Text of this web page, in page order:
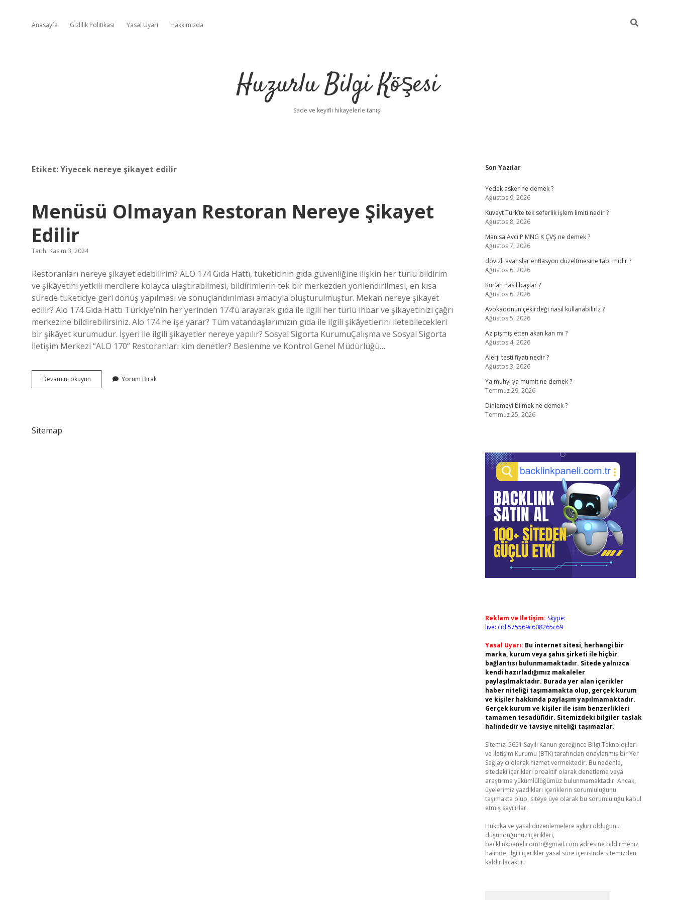
Anasayfa Gizlilik Politikası Yasal Uyarı Hakkımızda
Huzurlu Bilgi Köşesi
Sade ve keyifli hikayelerle tanış!
Etiket:Yiyecek nereye şikayet edilir
Menüsü Olmayan Restoran Nereye Şikayet
Edilir
Tarih: Kasım 3, 2024
Restoranları nereye şikayet edebilirim? ALO 174 Gıda Hattı, tüketicinin gıda güvenliğine ilişkin her türlü bildirim
ve şikâyetini yetkili mercilere kolayca ulaştırabilmesi, bildirimlerin tek bir merkezden yönlendirilmesi, en kısa
sürede tüketiciye geri dönüş yapılması ve sonuçlandırılması amacıyla oluşturulmuştur. Mekan nereye şikayet
edilir? Alo 174 Gıda Hattı Türkiye’nin her yerinden 174’ü arayarak gıda ile ilgili her türlü ihbar ve şikayetinizi çağrı
merkezine bildirebilirsiniz. Alo 174 ne işe yarar? Tüm vatandaşlarımızın gıda ile ilgili şikâyetlerini iletebilecekleri
bir şikâyet kurumudur. İşyeri ile ilgili şikayetler nereye yapılır? Sosyal Sigorta KurumuÇalışma ve Sosyal Sigorta
İletişim Merkezi “ALO 170” Restoranları kim denetler? Beslenme ve Kontrol Genel Müdürlüğü…
Devamını okuyun
Olmayan
Yorum Bırak
Sitemap
Sidebar
Son Yazılar
Yedek asker ne demek ?
Ağustos 9, 2026
Kuveyt Türk’te tek seferlik işlem limiti nedir ?
Ağustos 8, 2026
Manisa Avcı P MNG K ÇVŞ ne demek ?
Ağustos 7, 2026
dövizli avanslar enflasyon düzeltmesine tabi midir ?
Ağustos 6, 2026
Kur’an nasıl başlar ?
Ağustos 6, 2026
Avokadonun çekirdeği nasıl kullanabiliriz ?
Ağustos 5, 2026
Az pişmiş etten akan kan mı ?
Ağustos 4, 2026
Alerji testi fiyatı nedir ?
Ağustos 3, 2026
Ya muhyi ya mumit ne demek ?
Temmuz 29, 2026
Dinlemeyi bilmek ne demek ?
Temmuz 25, 2026
Reklam ve İletişim: Skype:
live:.cid.575569c608265c69
Yasal Uyarı: Bu internet sitesi, herhangi bir
marka, kurum veya şahıs şirketi ile hiçbir
bağlantısı bulunmamaktadır. Sitede yalnızca
kendi hazırladığımız makaleler
paylaşılmaktadır. Burada yer alan içerikler
haber niteliği taşımamakta olup, gerçek kurum
ve kişiler hakkında paylaşım yapılmamaktadır.
Gerçek kurum ve kişiler ile isim benzerlikleri
tamamen tesadüfidir. Sitemizdeki bilgiler taslak
halindedir ve tavsiye niteliği taşımazlar.
Sitemiz, 5651 Sayılı Kanun gereğince Bilgi Teknolojileri
ve İletişim Kurumu (BTK) tarafından onaylanmış bir Yer
Sağlayıcı olarak hizmet vermektedir. Bu nedenle,
sitedeki içerikleri proaktif olarak denetleme veya
araştırma yükümlülüğümüz bulunmamaktadır. Ancak,
üyelerimiz yazdıkları içeriklerin sorumluluğunu
taşımakta olup, siteye üye olarak bu sorumluluğu kabul
etmiş sayılırlar.
Hukuka ve yasal düzenlemelere aykırı olduğunu
düşündüğünüz içerikleri,
backlinkpanelicomtr@gmail.com adresine bildirmeniz
halinde, ilgili içerikler yasal süre içerisinde sitemizden
kaldırılacaktır.